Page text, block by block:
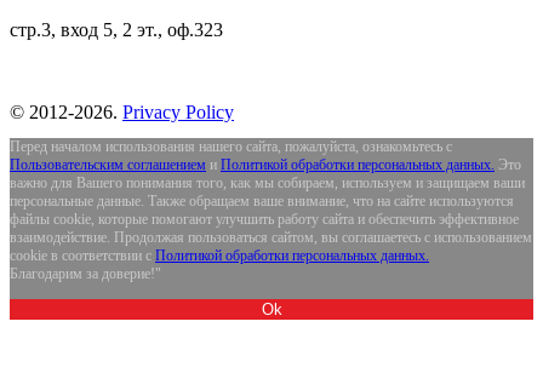
стр.3, вход 5, 2 эт., оф.323
© 2012-2026. Privacy Policy
Перед началом использования нашего сайта, пожалуйста, ознакомьтесь с
Пользовательским соглашением и Политикой обработки персональных данных. Это
важно для Вашего понимания того, как мы собираем, используем и защищаем ваши
персональные данные. Также обращаем ваше внимание, что на сайте используются
файлы cookie, которые помогают улучшить работу сайта и обеспечить эффективное
взаимодействие. Продолжая пользоваться сайтом, вы соглашаетесь с использованием
cookie в соответствии с Политикой обработки персональных данных.
Благодарим за доверие!"
Ok